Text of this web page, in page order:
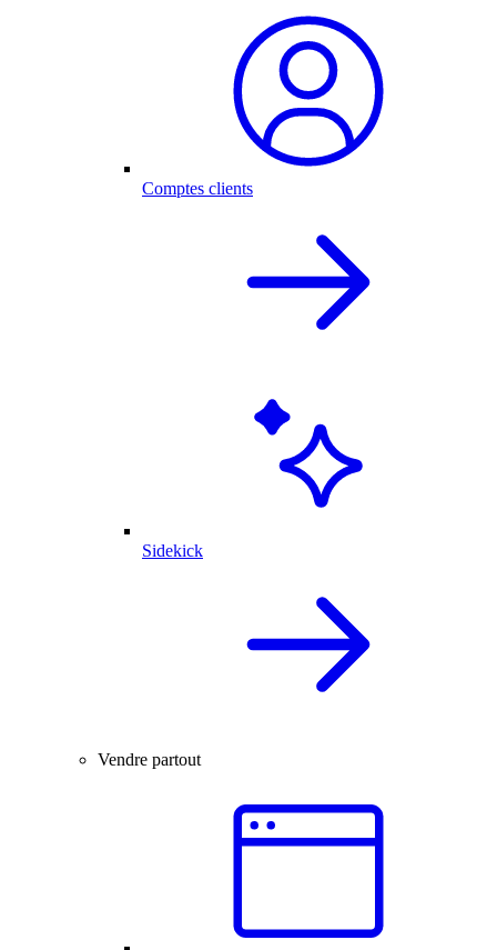
Comptes clients
Sidekick
Vendre partout